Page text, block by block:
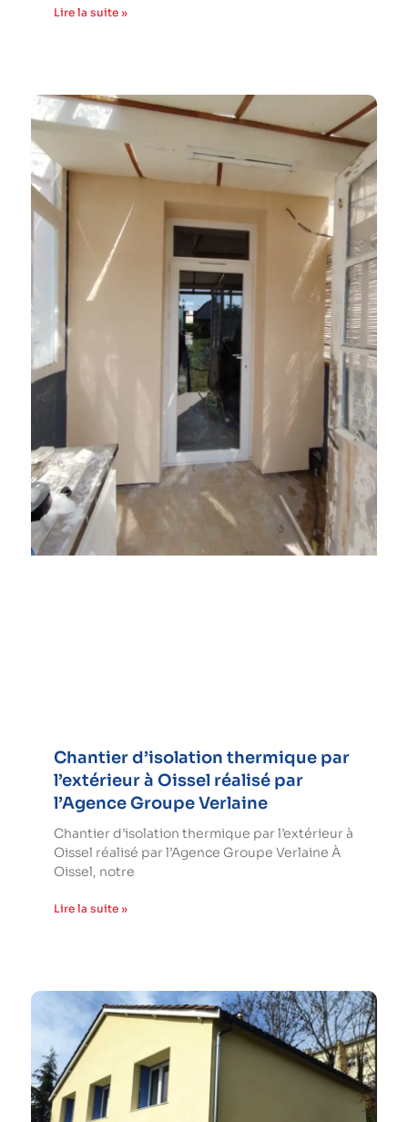
Lire la suite »
Chantier d’isolation thermique par
l’extérieur à Oissel réalisé par
l’Agence Groupe Verlaine
Chantier d’isolation thermique par l’extérieur à
Oissel réalisé par l’Agence Groupe Verlaine À
Oissel, notre
Lire la suite »